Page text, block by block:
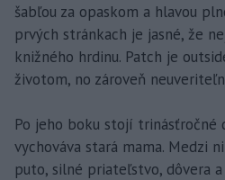
šabľou za opaskom a hlavou
prvých stránkach je jasné, že
knižného hrdinu. Patch je
životom, no zároveň
Po jeho boku stojí trinásťročné
vychováva stará mama. Medzi
puto, silné priateľstvo, dôvera